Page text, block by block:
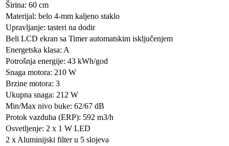
Širina: 60 cm
Materijal: belo 4-mm kaljeno staklo
Upravljanje: tasteri na dodir
Beli LCD ekran sa Timer automatskim isključenjem
Energetska klasa: A
Potrošnja energije: 43 kWh/god
Snaga motora: 210 W
Brzine motora: 3
Ukupna snaga: 212 W
Min/Max nivo buke: 62/67 dB
Protok vazduha (ERP): 592 m3/h
Osvetljenje: 2 x 1 W LED
2 x Aluminijski filter u 5 slojeva